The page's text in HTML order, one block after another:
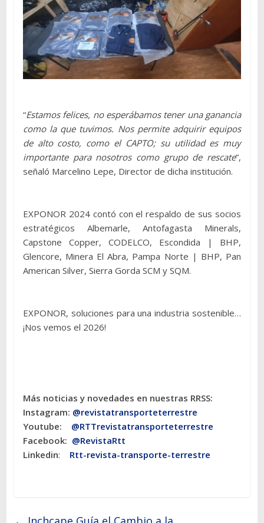
“Estamos felices, no esperábamos tener una ganancia
como la que tuvimos. Nos permite adquirir equipos
de alto costo, como el CAPTO; su utilidad es muy
importante para nosotros como grupo de rescate”,
señaló Marcelino Lepe, Director de dicha institución.
EXPONOR 2024 contó con el respaldo de sus socios
estratégicos Albemarle, Antofagasta Minerals,
Capstone Copper, CODELCO, Escondida | BHP,
Glencore, Minera El Abra, Pampa Norte | BHP, Pan
American Silver, Sierra Gorda SCM y SQM.
EXPONOR, soluciones para una industria sostenible…
¡Nos vemos el 2026!
Más noticias y novedades en nuestras RRSS:
Instagram: @revistatransporteterrestre
Youtube: @RTTrevistatransporteterrestre
Facebook: @RevistaRtt
Linkedin: Rtt-revista-transporte-terrestre